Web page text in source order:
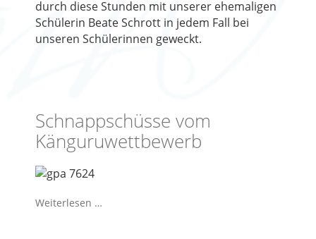
durch diese Stunden mit unserer ehemaligen
Schülerin Beate Schrott in jedem Fall bei
unseren Schülerinnen geweckt.
Schnappschüsse vom
Känguruwettbewerb
Weiterlesen …